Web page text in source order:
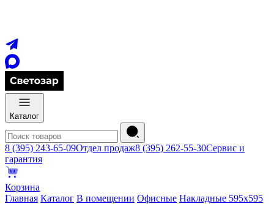
Каталог
8 (395) 243-65-09Отдел продаж8 (395) 262-55-30Сервис и
гарантия
Корзина
Главная Каталог В помещении Офисные Накладные 595х595